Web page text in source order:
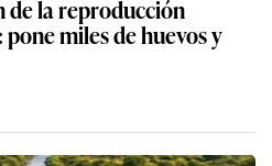
de la reproducción
miles de huevos y